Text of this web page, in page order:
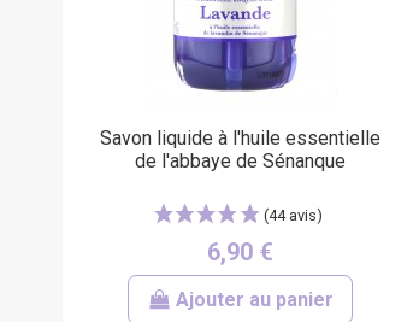
Savon liquide à l'huile essentielle
de l'abbaye de Sénanque
6,90 €
Ajouter au panier